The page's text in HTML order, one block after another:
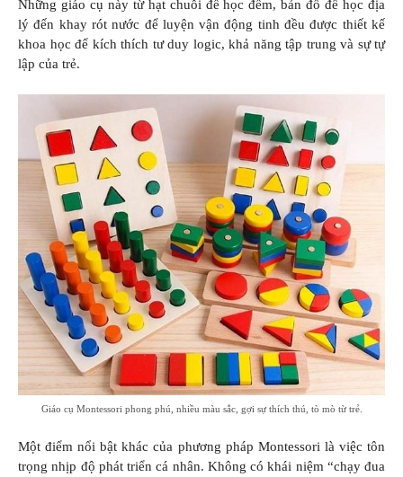
Những giáo cụ này từ hạt chuỗi để học đếm, bản đồ để học địa
lý đến khay rót nước để luyện vận động tinh đều được thiết kế
khoa học để kích thích tư duy logic, khả năng tập trung và sự tự
lập của trẻ.
Giáo cụ Montessori phong phú, nhiều màu sắc, gợi sự thích thú, tò mò từ trẻ.
Một điểm nổi bật khác của phương pháp Montessori là việc tôn
trọng nhịp độ phát triển cá nhân. Không có khái niệm “chạy đua